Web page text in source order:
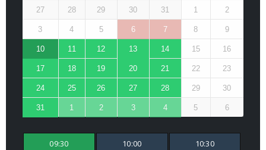
27 28 29 30 31 1 2
3 4 5 6 7 8 9
10 11 12 13 14 15 16
17 18 19 20 21 22 23
24 25 26 27 28 29 30
31 1 2 3 4 5 6
09:30 10:00 10:30